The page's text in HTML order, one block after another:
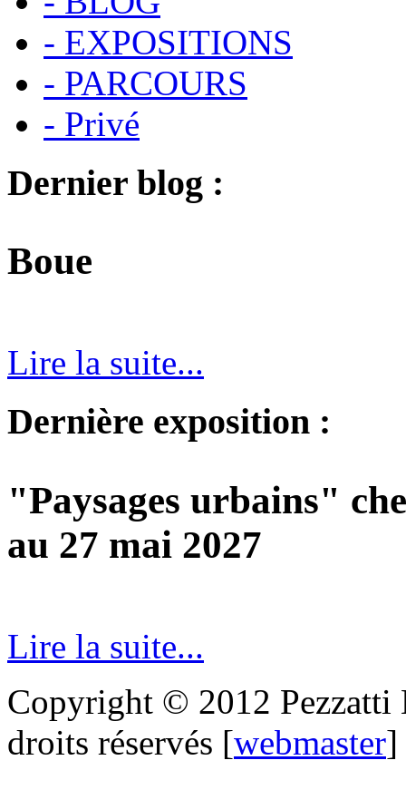
- EXPOSITIONS
- PARCOURS
- Privé
Dernier blog :
Boue
Lire la suite...
Dernière exposition :
"Paysages urbains"
au 27 mai 2027
Lire la suite...
Copyright © 2012 Pezzatti
droits réservés [webmaster]